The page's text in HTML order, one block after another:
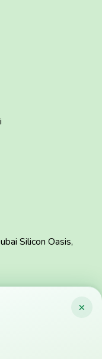
×
Silicon Oasis,